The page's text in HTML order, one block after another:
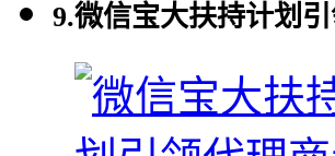
9.微信宝大扶持计划